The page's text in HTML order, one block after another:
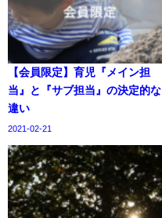
【会員限定】育児『メイン担
当』と『サブ担当』の決定的な
違い
2021-02-21